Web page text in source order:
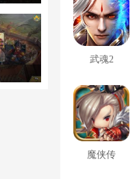
武魂2
魔侠传